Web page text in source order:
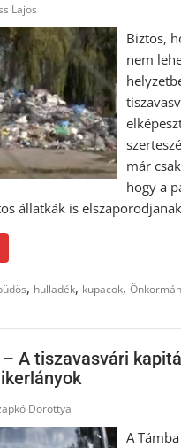
Lajos
Biztos,
nem
már
hogy a
állatkák is
, hulladék, kupacok,
A tiszavasvári
Dorottya
A